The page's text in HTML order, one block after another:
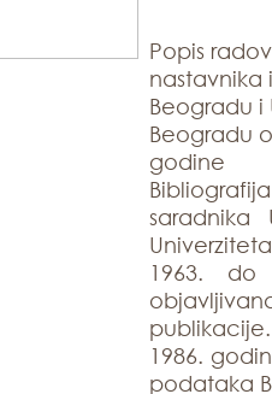
Popis
nastavnika
Beogradu i
Beogradu
godine
saradnika
1963.
1986.
podataka